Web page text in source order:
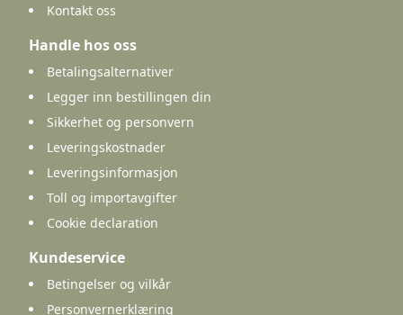
Kontakt oss
Handle hos oss
Betalingsalternativer
Legger inn bestillingen din
Sikkerhet og personvern
Leveringskostnader
Leveringsinformasjon
Toll og importavgifter
Cookie declaration
Kundeservice
Betingelser og vilkår
Personvernerklæring